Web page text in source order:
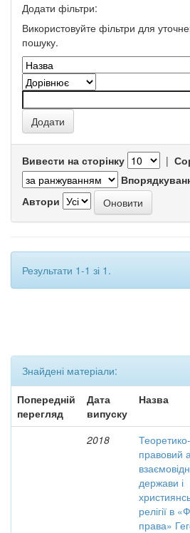
Додати фільтри:
Використовуйте фільтри для
пошуку.
Вивести на сторінку |
Автори
Результати 1-1 зі 1.
Знайдені матеріали:
Попередній
перегляд
Дата
випуску
Назва
2018
Теоретико-
правовий
держави і
релігії в
права»